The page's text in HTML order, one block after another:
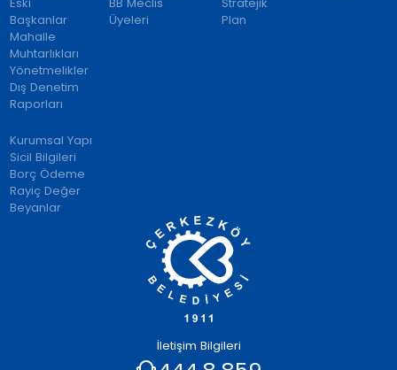
Başkanlar
Mahalle
Muhtarlıkları
Yönetmelikler
Dış Denetim
Raporları
Üyeleri
Plan
Kurumsal Yapı
Sicil Bilgileri
Borç Ödeme
Rayiç Değer
Beyanlar
İletişim Bilgileri